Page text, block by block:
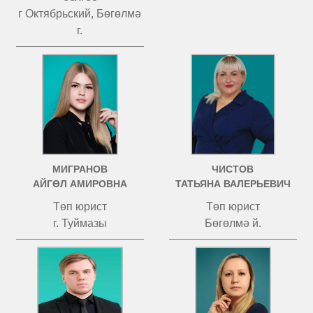
г Октябрьский, Бөгөлмә
г.
МИГРАНОВ
АЙГӨЛ АМИРОВНА
Төп юрист
г. Туймазы
ЧИСТОВ
ТАТЬЯНА ВАЛЕРЬЕВИЧ
Төп юрист
Бөгөлмә й.